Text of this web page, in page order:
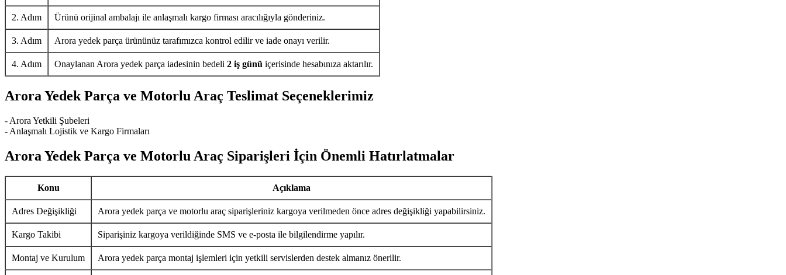
2. Adım Ürünü orijinal ambalajı ile anlaşmalı kargo firması aracılığıyla gönderiniz.
3. Adım Arora yedek parça ürününüz tarafımızca kontrol edilir ve iade onayı verilir.
4. Adım Onaylanan Arora yedek parça iadesinin bedeli 2 iş günü içerisinde hesabınıza aktarılır.
Arora Yedek Parça ve Motorlu Araç Teslimat Seçeneklerimiz
- Arora Yetkili Şubeleri
- Anlaşmalı Lojistik ve Kargo Firmaları
Arora Yedek Parça ve Motorlu Araç Siparişleri İçin Önemli Hatırlatmalar
Konu Açıklama
Adres Değişikliği Arora yedek parça ve motorlu araç siparişleriniz kargoya verilmeden önce adres değişikliği yapabilirsiniz.
Kargo Takibi Siparişiniz kargoya verildiğinde SMS ve e-posta ile bilgilendirme yapılır.
Montaj ve Kurulum Arora yedek parça montaj işlemleri için yetkili servislerden destek almanız önerilir.